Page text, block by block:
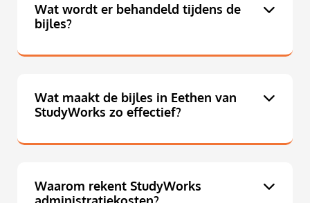
Wat wordt er behandeld tijdens de
bijles?
Wat maakt de bijles in Eethen van
StudyWorks zo effectief?
Waarom rekent StudyWorks